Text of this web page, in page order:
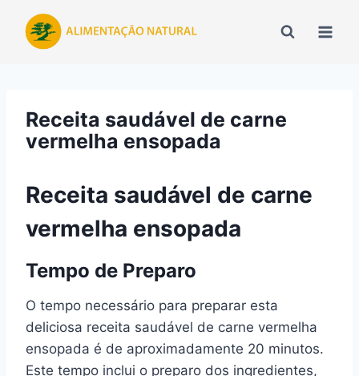
para
Receita saudável de carne
vermelha ensopada
Receita saudável de carne
vermelha ensopada
Tempo de Preparo
O tempo necessário para preparar esta
deliciosa receita saudável de carne vermelha
ensopada é de aproximadamente 20 minutos.
Este tempo inclui o preparo dos ingredientes,